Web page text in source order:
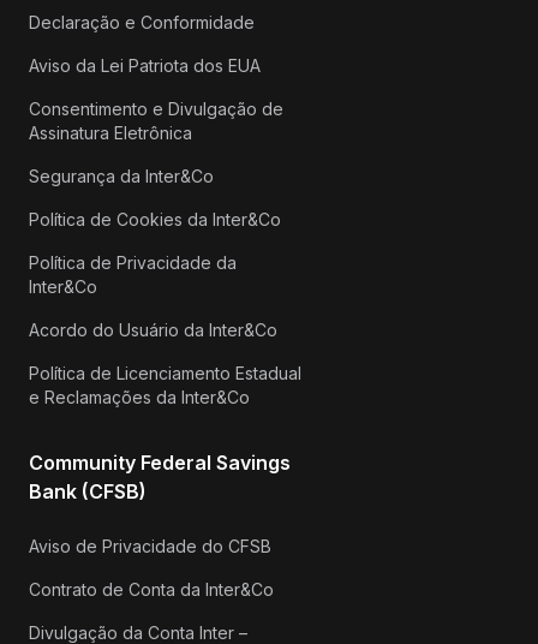
Declaração e Conformidade
Aviso da Lei Patriota dos EUA
Consentimento e Divulgação de
Assinatura Eletrônica
Segurança da Inter&Co
Política de Cookies da Inter&Co
Política de Privacidade da
Inter&Co
Acordo do Usuário da Inter&Co
Política de Licenciamento Estadual
e Reclamações da Inter&Co
Community Federal Savings
Bank (CFSB)
Aviso de Privacidade do CFSB
Contrato de Conta da Inter&Co
Divulgação da Conta Inter –